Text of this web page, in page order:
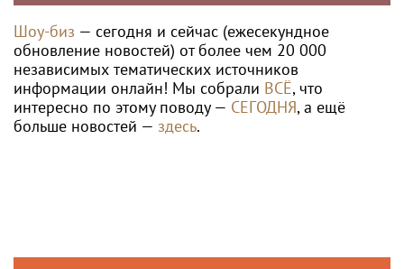
Шоу-биз — сегодня и сейчас (ежесекундное
обновление новостей) от более чем 20 000
независимых тематических источников
информации онлайн! Мы собрали ВСЁ, что
интересно по этому поводу — СЕГОДНЯ, а ещё
больше новостей — здесь.